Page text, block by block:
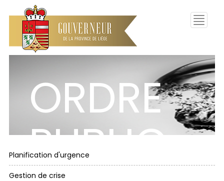
Toggle
ORDRE
PUBLIC
Planification d'urgence
Gestion de crise